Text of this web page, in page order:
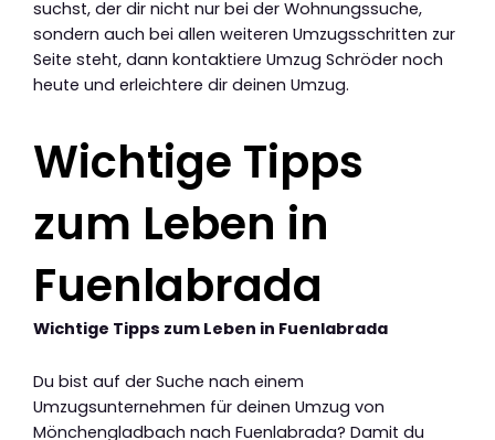
suchst, der dir nicht nur bei der Wohnungssuche,
sondern auch bei allen weiteren Umzugsschritten zur
Seite steht, dann kontaktiere Umzug Schröder noch
heute und erleichtere dir deinen Umzug.
Wichtige Tipps
zum Leben in
Fuenlabrada
Wichtige Tipps zum Leben in Fuenlabrada
Du bist auf der Suche nach einem
Umzugsunternehmen für deinen Umzug von
Mönchengladbach nach Fuenlabrada? Damit du